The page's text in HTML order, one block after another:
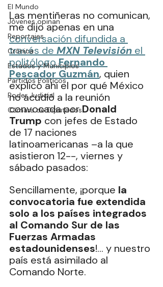
El Mundo
Jóvenes opinan
Reportajes
Crónica
Estados y Municipios
Partidos Políticos
Poder Judicial
Cámara de Diputados
Las mentiñeras no comunican,
me dijo apenas en una
conversación difundida a
través de MXN Televisión el
politólogo Fernando
Pescador Guzmán, quien
explicó ahí el por qué México
no acudió a la reunión
convocada por Donald
Trump con jefes de Estado
de 17 naciones
latinoamericanas –a la que
asistieron 12--, viernes y
sábado pasados:
Sencillamente, ¡porque la
convocatoria fue extendida
solo a los países integrados
al Comando Sur de las
Fuerzas Armadas
estadounidenses!... y nuestro
país está asimilado al
Comando Norte.